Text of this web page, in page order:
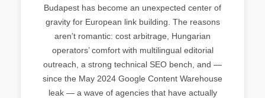
Budapest has become an unexpected center of
gravity for European link building. The reasons
aren’t romantic: cost arbitrage, Hungarian
operators’ comfort with multilingual editorial
outreach, a strong technical SEO bench, and —
since the May 2024 Google Content Warehouse
leak — a wave of agencies that have actually